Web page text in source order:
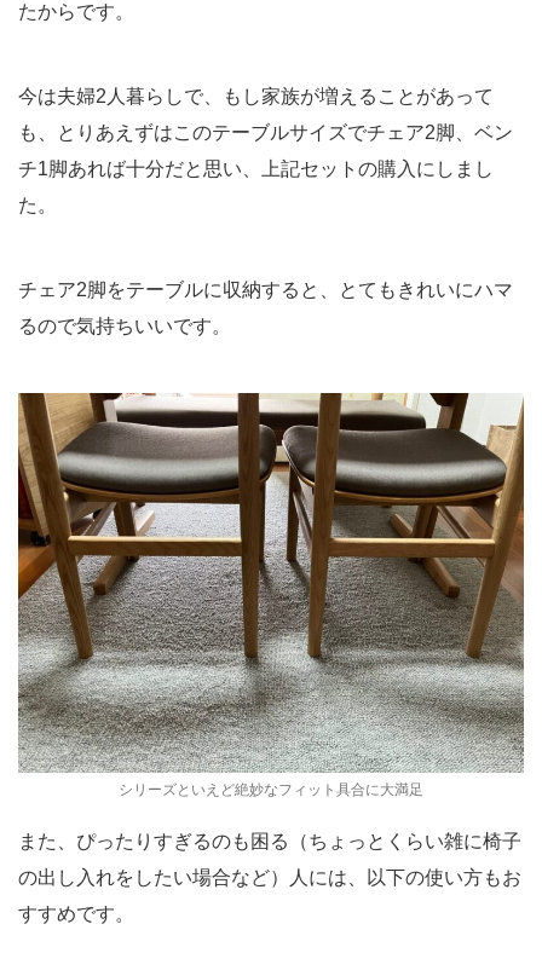
たからです。
今は夫婦2人暮らしで、もし家族が増えることがあって
も、とりあえずはこのテーブルサイズでチェア2脚、ベン
チ1脚あれば十分だと思い、上記セットの購入にしまし
た。
チェア2脚をテーブルに収納すると、とてもきれいにハマ
るので気持ちいいです。
シリーズといえど絶妙なフィット具合に大満足
また、ぴったりすぎるのも困る（ちょっとくらい雑に椅子
の出し入れをしたい場合など）人には、以下の使い方もお
すすめです。